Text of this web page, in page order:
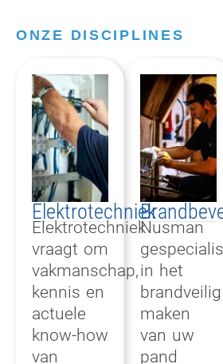
ONZE DISCIPLINES
Elektrotechniek
Elektrotechniek
vraagt om
vakmanschap,
kennis en
actuele
know-how
van
Nusman
in het
brandveilig
maken
van uw
pand